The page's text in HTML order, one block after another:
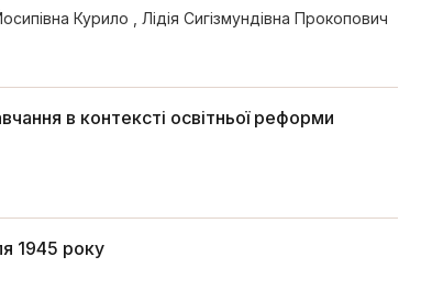
Курило Лідія Сигізмундівна Прокопович
в контексті освітньої реформи
1945 року